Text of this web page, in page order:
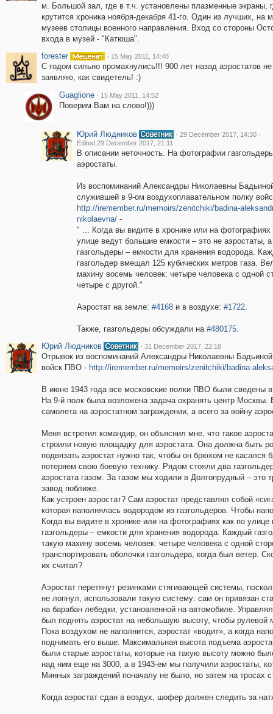
м. Большой зал, где в т.ч. установлены плазменные экраны,
крутится хроника ноября-декабря 41-го. Один из лучших, на
музеев столицы военного направления. Вход со стороны
входа в музей - "Катюша".
forester
· 15 May 2011, 14:48
С годом сильно промахнулись!!! 900 лет назад аэростатов
заявляю, как свидетель! :)
Guaglione · 15 May 2011, 14:52
Поверим Вам на слово!)))
Юрий Людников · 29 December 2017, 14:30 ·
Edited 29 December 2017, 21:11
В описании неточность. На фотографии
аэростаты.
Из воспоминаний Александры Николаевны
служившей в 9-ом воздухоплавательном полку
http://iremember.ru/memoirs/zenitchiki/badina-
nikolaevna/-
" ... Когда вы видите в хронике или на фотографиях
улице ведут большие емкости – это не аэростаты, а
газгольдеры – емкости для хранения водорода.
газгольдер вмещал 125 кубических метров газа.
махину восемь человек: четыре человека с одной
четыре с другой."
Аэростат на земле: #4168и в воздухе: #1722.
Также, газгольдеры обсуждали на #480175.
Юрий Людников
· 31 December 2017, 22:18
Отрывок из воспоминаний Александры Николаевны
войск ПВО - http://iremember.ru/memoirs/zenitchiki/badina-
В июне 1943 года все московские полки ПВО были сведены
На 9-й полк была возложена задача охранять центр
самолета на аэростатном заграждении, а всего за войну
Меня встретил командир, он объяснил мне, что такое
строили новую площадку для аэростата. Она должна быть
подвязать аэростат нужно так, чтобы он брюхом не касался
потеряем свою боевую технику. Рядом стояли два
аэростата газом. За газом мы ходили в Долгопрудный – это
завод поближе.
Как устроен аэростат? Сам аэростат представлял собой
которая наполнялась водородом из газгольдеров. Чтобы
Когда вы видите в хронике или на фотографиях как по
газгольдеры – емкости для хранения водорода. Каждый
такую махину восемь человек: четыре человека с одной
транспортировать оболочки газгольдера, когда был ветер.
их считал?
Аэростат перетянут резинками стягивающей системы,
не лопнул, использовали такую систему: сам он привязан
на барабан лебедки, установленной на автомобиле.
был поднять аэростат на небольшую высоту, чтобы
Пока воздухом не наполнится, аэростат «водит», а когда
поднимать его выше. Максимальная высота подъема
были старые аэростаты, которые на такую высоту можно
над ним еще на 3000, а в 1943-ем мы получили аэростаты,
Минных заграждений поначалу не было, но затем на тросах
Когда аэростат сдан в воздух, шофер должен следить за